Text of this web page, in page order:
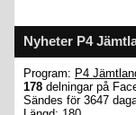
Nyheter P4
Program: P4
178 delningar på
Sändes för 3647